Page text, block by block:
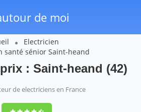
de moi
Electricien
santé sénior Saint-heand
: Saint-heand (42)
de electriciens en France